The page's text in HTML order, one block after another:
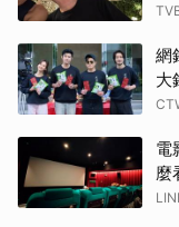
網
大
電
麼